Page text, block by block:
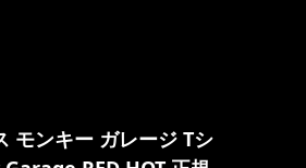
モンキー ガレージ Tシ